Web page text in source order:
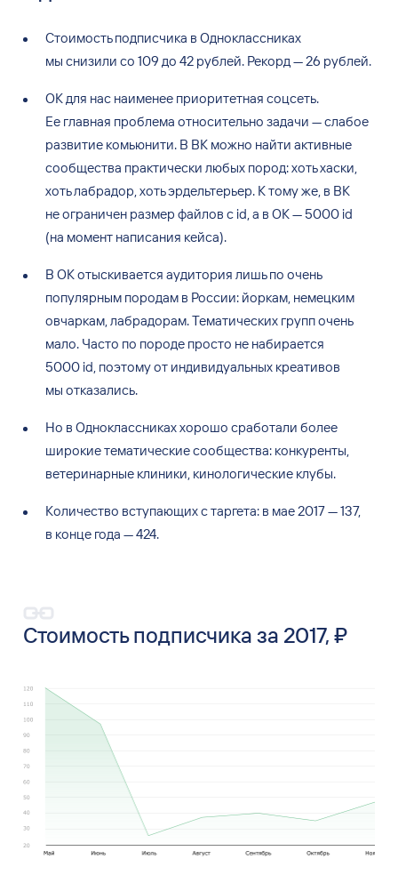
Стоимость подписчика в Одноклассниках
мы снизили со 109 до 42 рублей. Рекорд— 26 рублей.
ОКдля нас наименее приоритетная соцсеть.
Ее главная проблема относительно задачи — слабое
развитие комьюнити. В ВК можно найти активные
сообщества практически любых пород: хоть хаски,
хоть лабрадор, хоть эрдельтерьер. Ктомуже, в ВК
неограничен размер файлов с id, а в ОК— 5000 id
(на момент написания кейса).
В ОКотыскивается аудитория лишь по очень
популярным породам в России: йоркам, немецким
овчаркам, лабрадорам. Тематических групп очень
мало. Часто по породе просто не набирается
5000 id, поэтому от индивидуальных креативов
мы отказались.
Но в Одноклассниках хорошо сработали более
широкие тематические сообщества: конкуренты,
ветеринарные клиники, кинологические клубы.
Количество вступающих старгета: в мае 2017— 137,
в конце года — 424.
Стоимость подписчика за 2017, ₽